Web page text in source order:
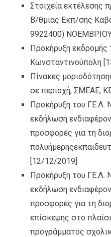
Στοιχεία εκτέλεσης
Β/θμιας Εκπ/σης
9922400)
Προκήρυξη
Κωνσταντινούπολη
Πίνακες
σε περιοχή, ΣΜΕΑΕ,
Προκήρυξη του ΓΕ.Λ.
εκδήλωση
προσφορές για τη
[12/12/2019]
Προκήρυξη του ΓΕ.Λ.
εκδήλωση
προσφορές για τη
επίσκεψης στο
προγράμματος